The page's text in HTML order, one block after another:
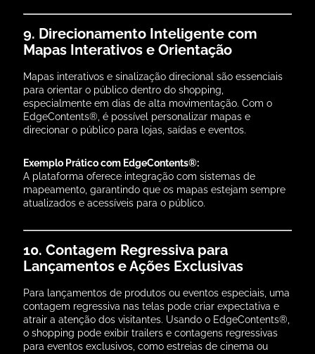
9. Direcionamento Inteligente com
Mapas Interativos e Orientação
Mapas interativos e sinalização direcional são essenciais
para orientar o público dentro do shopping,
especialmente em dias de alta movimentação. Com o
EdgeContents®, é possível personalizar mapas e
direcionar o público para lojas, saídas e eventos.
Exemplo Prático com EdgeContents®:
A plataforma oferece integração com sistemas de
mapeamento, garantindo que os mapas estejam sempre
atualizados e acessíveis para o público.
10. Contagem Regressiva para
Lançamentos e Ações Exclusivas
Para lançamentos de produtos ou eventos especiais, uma
contagem regressiva nas telas pode criar expectativa e
atrair a atenção dos visitantes. Usando o EdgeContents®,
o shopping pode exibir trailers e contagens regressivas
para eventos exclusivos, como estreias de cinema ou